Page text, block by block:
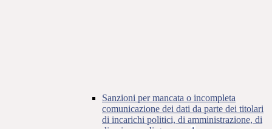
Sanzioni per mancata o incompleta
comunicazione dei dati da parte dei titolari
di incarichi politici, di amministrazione, di